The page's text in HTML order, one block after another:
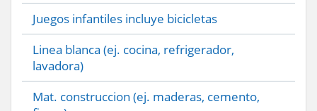
Juegos infantiles incluye bicicletas
Linea blanca (ej. cocina, refrigerador,
lavadora)
Mat. construccion (ej. maderas, cemento,